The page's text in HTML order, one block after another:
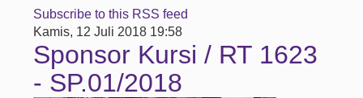
Subscribe to this RSS feed
Kamis, 12 Juli 2018 19:58
Sponsor Kursi / RT 1623
- SP.01/2018